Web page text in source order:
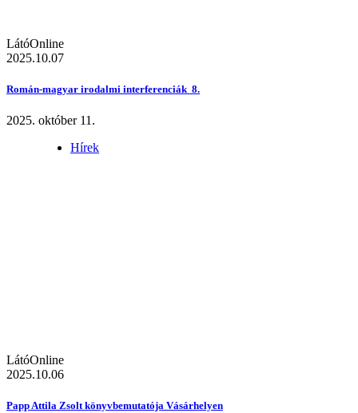
LátóOnline
2025.10.07
Román-magyar irodalmi interferenciák 8.
2025. október 11.
Hírek
LátóOnline
2025.10.06
Papp Attila Zsolt könyvbemutatója Vásárhelyen